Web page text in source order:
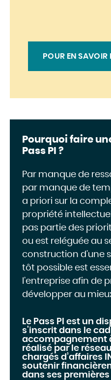
POUR EN SAVOIR
Pourquoi faire
Pass PI ?
Par manque de
par manque de
a priori sur la
propriété
pas partie des
ou est reléguée au
construction d’une
tôt possible est
l’entreprise afin de
développer au
Le Pass PI est un
s'inscrit dans le
accompagnement
réalisé par le
chargés d’affaires
soutenir
dans ses